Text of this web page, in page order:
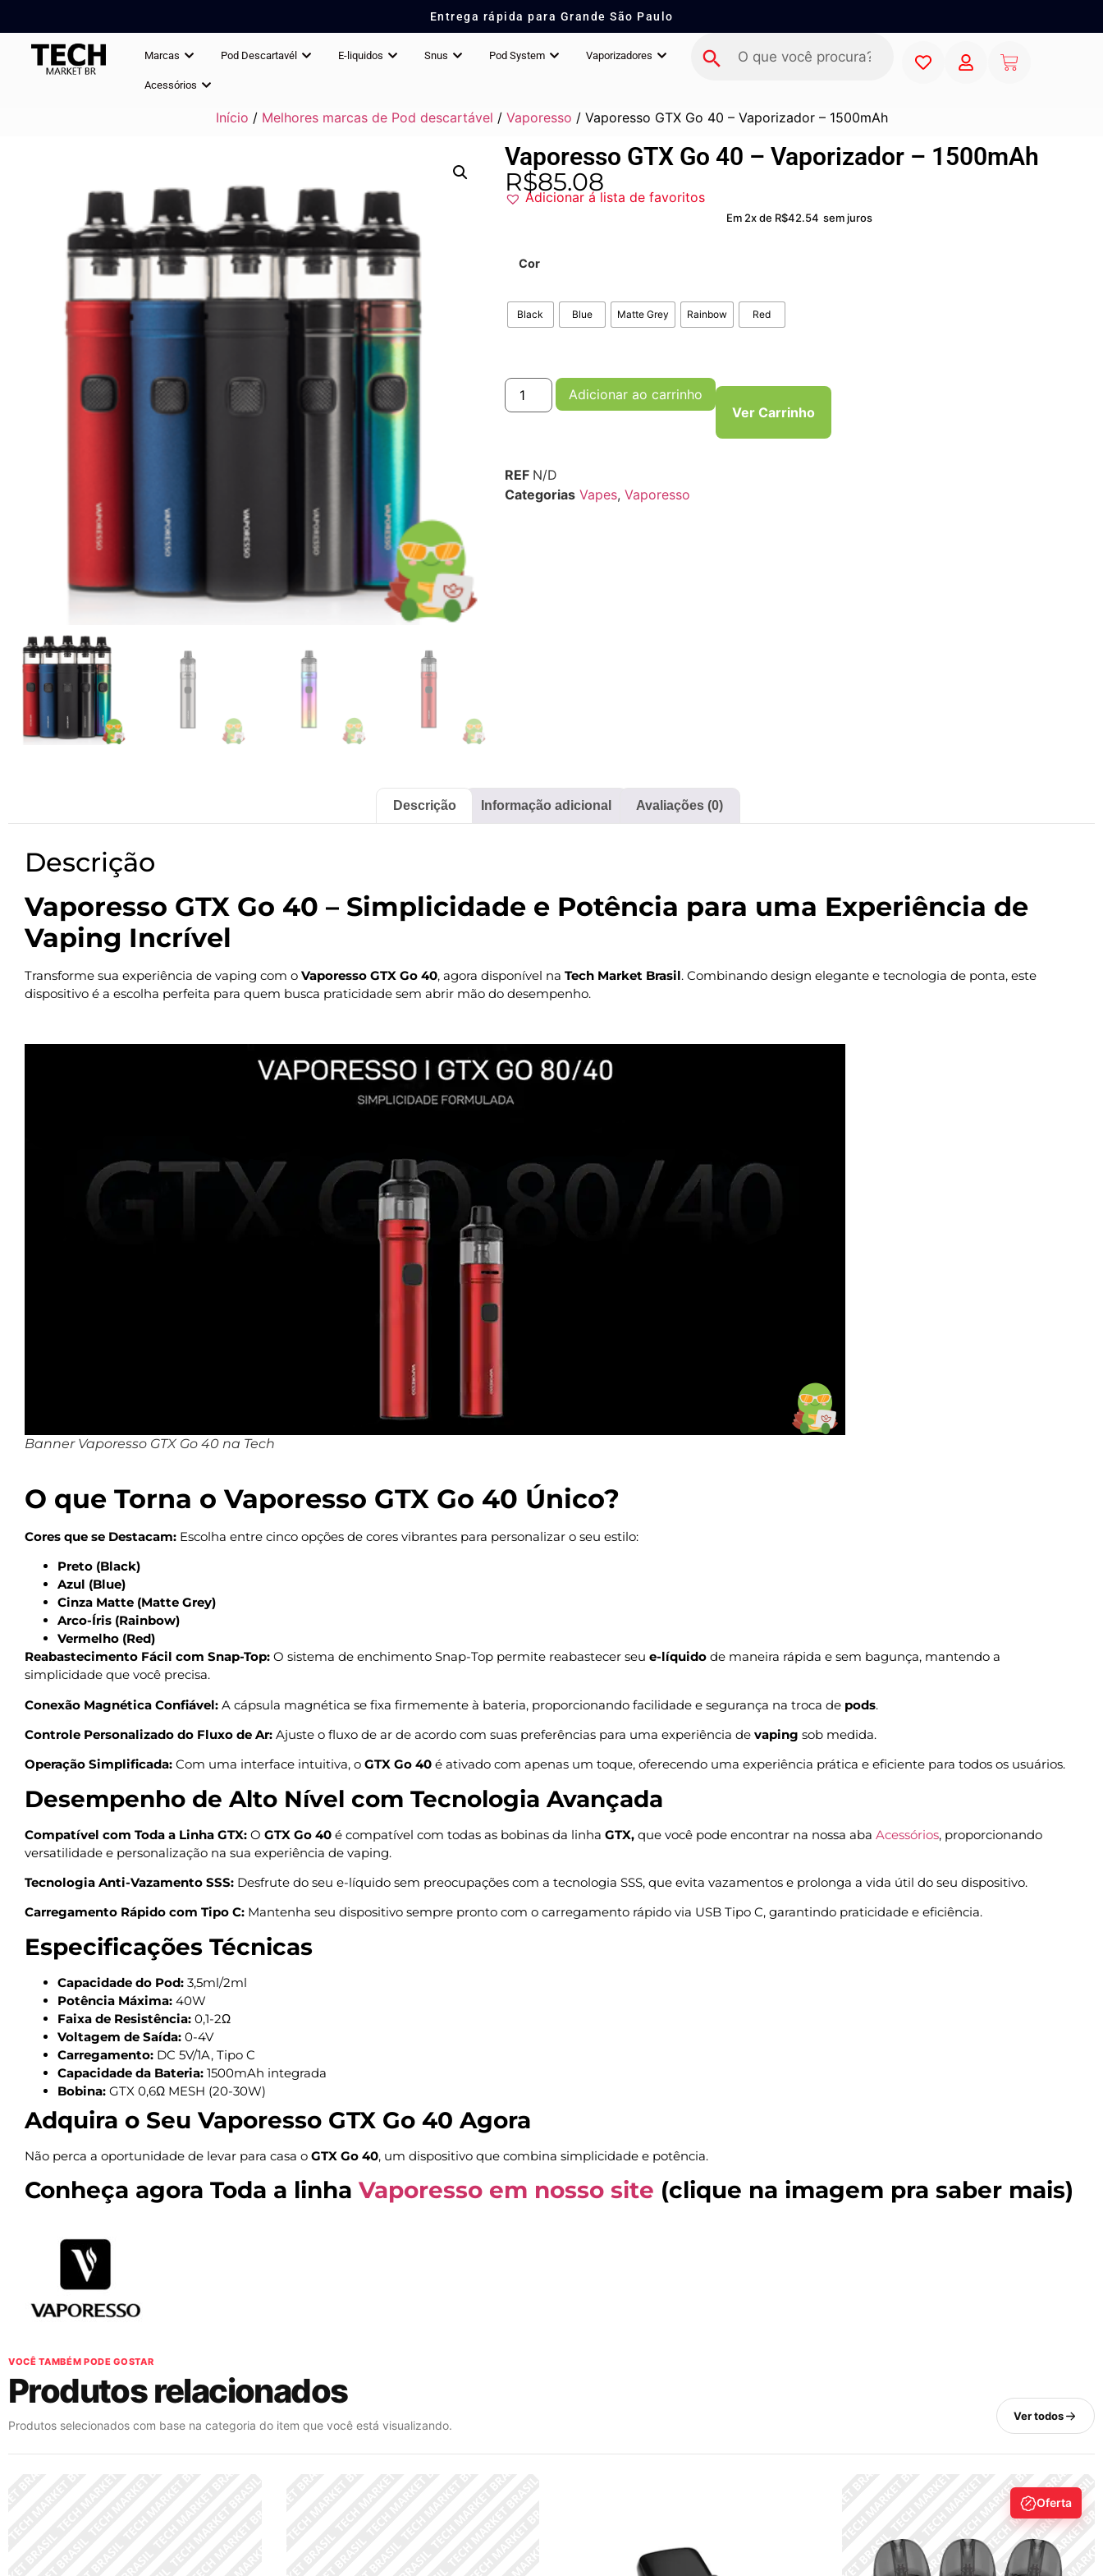
Entrega rápida para Grande São Paulo
Marcas Pod Descartavél E-liquidos Snus Pod System Vaporizadores
Acessórios
Início / Melhores marcas de Pod descartável / Vaporesso / Vaporesso GTX Go 40 – Vaporizador – 1500mAh
Vaporesso GTX Go 40 – Vaporizador – 1500mAh
R$85.08
Adicionar á lista de favoritos
Em 2x de R$42.54 sem juros
Cor
Black Blue Matte Grey Rainbow Red
Adicionar ao carrinho
Ver Carrinho
REF N/D
Categorias Vapes, Vaporesso
Descrição Informação adicional Avaliações (0)
Descrição
Vaporesso GTX Go 40 – Simplicidade e Potência para uma Experiência de
Vaping Incrível
Transforme sua experiência de vaping com o Vaporesso GTX Go 40, agora disponível na Tech Market Brasil. Combinando design elegante e tecnologia de ponta, este
dispositivo é a escolha perfeita para quem busca praticidade sem abrir mão do desempenho.
Banner Vaporesso GTX Go 40 na Tech
O que Torna o Vaporesso GTX Go 40 Único?
Cores que se Destacam: Escolha entre cinco opções de cores vibrantes para personalizar o seu estilo:
Preto (Black)
Azul (Blue)
Cinza Matte (Matte Grey)
Arco-Íris (Rainbow)
Vermelho (Red)
Reabastecimento Fácil com Snap-Top: O sistema de enchimento Snap-Top permite reabastecer seu e-líquido de maneira rápida e sem bagunça, mantendo a
simplicidade que você precisa.
Conexão Magnética Confiável: A cápsula magnética se fixa firmemente à bateria, proporcionando facilidade e segurança na troca de pods.
Controle Personalizado do Fluxo de Ar: Ajuste o fluxo de ar de acordo com suas preferências para uma experiência de vaping sob medida.
Operação Simplificada: Com uma interface intuitiva, o GTX Go 40 é ativado com apenas um toque, oferecendo uma experiência prática e eficiente para todos os usuários.
Desempenho de Alto Nível com Tecnologia Avançada
Compatível com Toda a Linha GTX: O GTX Go 40 é compatível com todas as bobinas da linha GTX, que você pode encontrar na nossa aba Acessórios, proporcionando
versatilidade e personalização na sua experiência de vaping.
Tecnologia Anti-Vazamento SSS: Desfrute do seu e-líquido sem preocupações com a tecnologia SSS, que evita vazamentos e prolonga a vida útil do seu dispositivo.
Carregamento Rápido com Tipo C: Mantenha seu dispositivo sempre pronto com o carregamento rápido via USB Tipo C, garantindo praticidade e eficiência.
Especificações Técnicas
Capacidade do Pod: 3,5ml/2ml
Potência Máxima: 40W
Faixa de Resistência: 0,1-2Ω
Voltagem de Saída: 0-4V
Carregamento: DC 5V/1A, Tipo C
Capacidade da Bateria: 1500mAh integrada
Bobina: GTX 0,6Ω MESH (20-30W)
Adquira o Seu Vaporesso GTX Go 40 Agora
Não perca a oportunidade de levar para casa o GTX Go 40, um dispositivo que combina simplicidade e potência.
Conheça agora Toda a linha Vaporesso em nosso site (clique na imagem pra saber mais)
VOCÊ TAMBÉM PODE GOSTAR
Produtos relacionados
Produtos selecionados com base na categoria do item que você está visualizando.
Ver todos
Oferta